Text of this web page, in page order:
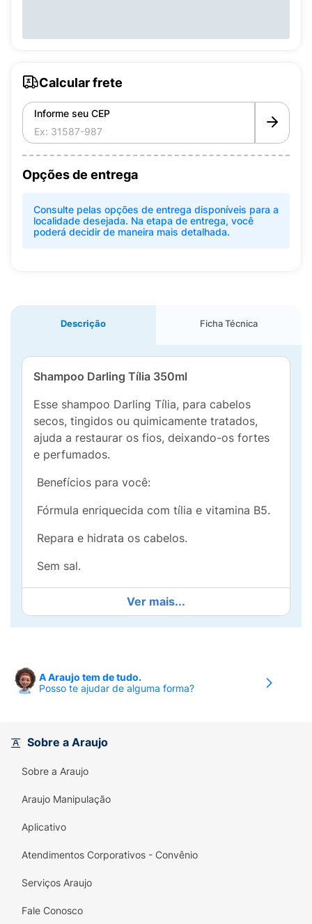
Calcular frete
Informe seu CEP
Opções de entrega
Consulte pelas opções de entrega disponíveis para a
localidade desejada. Na etapa de entrega, você
poderá decidir de maneira mais detalhada.
Descrição Ficha Técnica
Shampoo Darling Tília 350ml
Esse shampoo Darling Tília, para cabelos
secos, tingidos ou quimicamente tratados,
ajuda a restaurar os fios, deixando-os fortes
e perfumados.
Benefícios para você:
Fórmula enriquecida com tília e vitamina B5.
Repara e hidrata os cabelos.
Sem sal.
Ver mais...
A Araujo tem de tudo.
Posso te ajudar de alguma forma?
Sobre a Araujo
Sobre a Araujo
Araujo Manipulação
Aplicativo
Atendimentos Corporativos - Convênio
Serviços Araujo
Fale Conosco